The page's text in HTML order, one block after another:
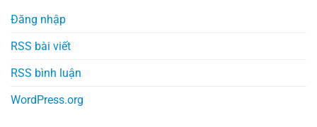
Đăng nhập
RSS bài viết
RSS bình luận
WordPress.org